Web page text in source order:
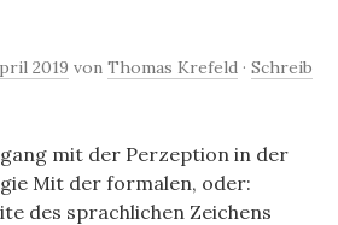
2019 von Thomas Krefeld · Schreib
mit der Perzeption in der
Mit der formalen, oder:
des sprachlichen Zeichens